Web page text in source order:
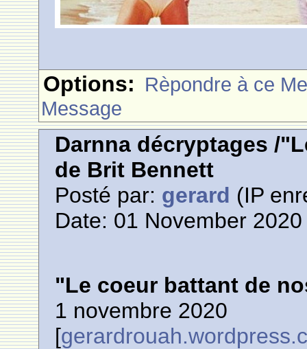
Options: Rèpondre à ce
Message
Darnna décryptages /
de Brit Bennett
Posté par: gerard (IP
Date: 01 November
"Le coeur battant de
1 novembre 2020
[